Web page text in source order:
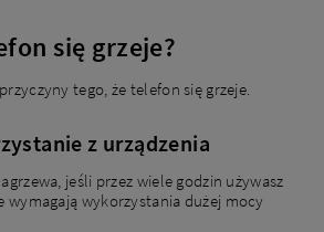
się grzeje?
tego, że telefon się grzeje.
z urządzenia
jeśli przez wiele godzin używasz
wymagają wykorzystania dużej mocy